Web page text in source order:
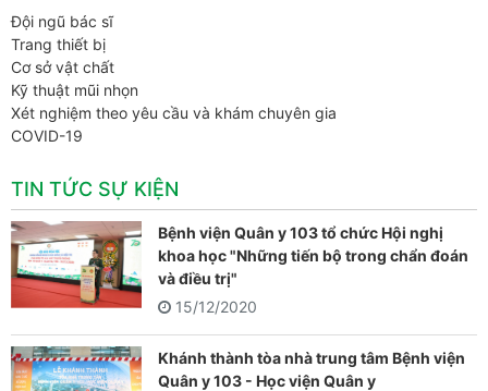
Đội ngũ bác sĩ
Trang thiết bị
Cơ sở vật chất
Kỹ thuật mũi nhọn
Xét nghiệm theo yêu cầu và khám chuyên gia
COVID-19
TIN TỨC SỰ KIỆN
Bệnh viện Quân y 103 tổ chức Hội nghị
khoa học "Những tiến bộ trong chẩn đoán
và điều trị"
15/12/2020
Khánh thành tòa nhà trung tâm Bệnh viện
Quân y 103 - Học viện Quân y